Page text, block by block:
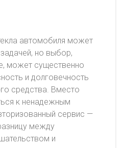
автомобиля может
но выбор,
может существенно
и долговечность
средства. Вместо
к ненадежным
сервис —
между
и